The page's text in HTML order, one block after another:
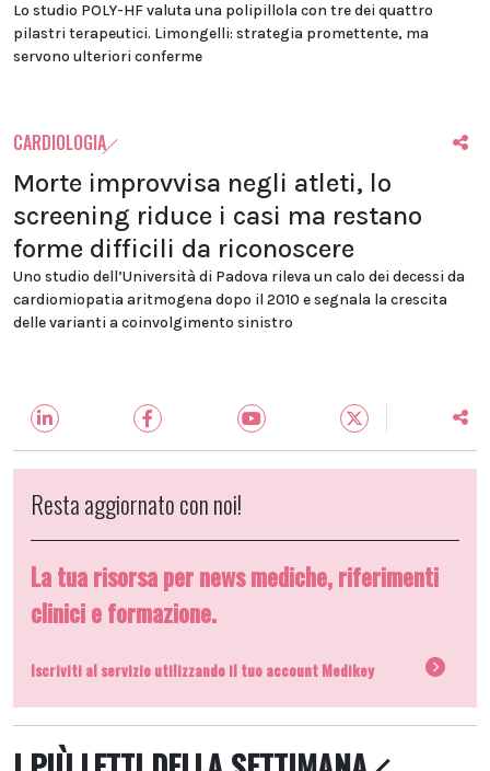
Lo studio POLY-HF valuta una polipillola con tre dei quattro
pilastri terapeutici. Limongelli: strategia promettente, ma
servono ulteriori conferme
CARDIOLOGIA
Morte improvvisa negli atleti, lo
screening riduce i casi ma restano
forme difficili da riconoscere
Uno studio dell’Università di Padova rileva un calo dei decessi da
cardiomiopatia aritmogena dopo il 2010 e segnala la crescita
delle varianti a coinvolgimento sinistro
Resta aggiornato con noi!
La tua risorsa per news mediche, riferimenti
clinici e formazione.
Iscriviti al servizio utilizzando il tuo account Medikey